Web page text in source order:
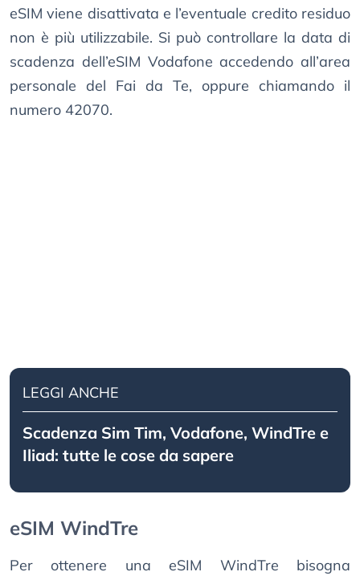
eSIM viene disattivata e l’eventuale credito residuo
non è più utilizzabile. Si può controllare la data di
scadenza dell’eSIM Vodafone accedendo all’area
personale del Fai da Te, oppure chiamando il
numero 42070.
LEGGI ANCHE
Scadenza Sim Tim, Vodafone, WindTre e
Iliad: tutte le cose da sapere
eSIM WindTre
Per ottenere una eSIM WindTre bisogna